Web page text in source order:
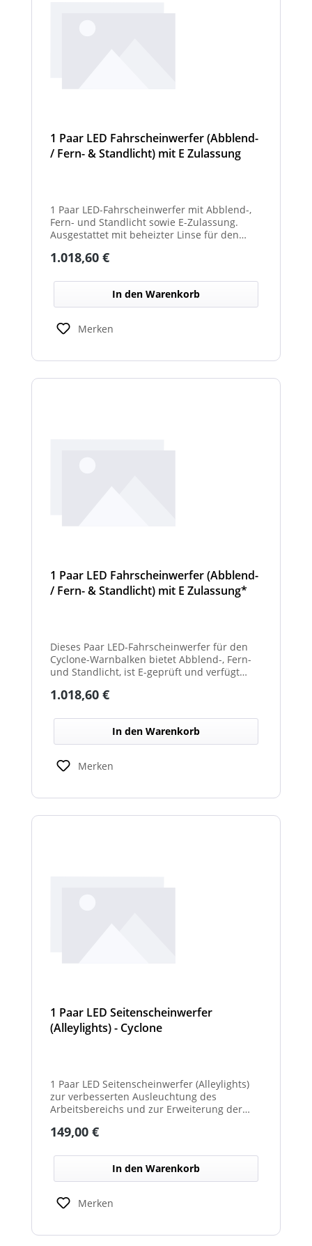
1 Paar LED Fahrscheinwerfer (Abblend-
/ Fern- & Standlicht) mit E Zulassung
1 Paar LED-Fahrscheinwerfer mit Abblend-,
Fern- und Standlicht sowie E-Zulassung.
Ausgestattet mit beheizter Linse für den
Witterungsbedingungen. Ideal zur sicheren
Arbeitsbereichen bei allen Fahrzeugtypen.
Balkenbreiten mit Scheinwerfermodulen
können geringfügig von den angegebenen
Standardbreiten abweichen. Modelle mit nur
2 Scheinwerfermodulen, können wahlweise
unbeleuchtet) haben. Die max. Anzahl der
Regulärer Preis:
1.018,60 €
In den Warenkorb
Merken
1 Paar LED Fahrscheinwerfer (Abblend-
/ Fern- & Standlicht) mit E Zulassung*
Dieses Paar LED-Fahrscheinwerfer für den
Cyclone-Warnbalken bietet Abblend-, Fern-
und Standlicht, ist E-geprüft und verfügt
Einsatz im Winterdienst.
Regulärer Preis:
1.018,60 €
In den Warenkorb
Merken
1 Paar LED Seitenscheinwerfer
(Alleylights) - Cyclone
1 Paar LED Seitenscheinwerfer (Alleylights)
zur verbesserten Ausleuchtung des
Arbeitsbereichs und zur Erweiterung der
Regulärer Preis:
149,00 €
In den Warenkorb
Merken